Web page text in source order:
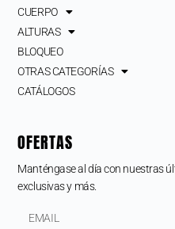
CUERPO
ALTURAS
BLOQUEO
OTRAS CATEGORÍAS
CATÁLOGOS
OFERTAS
Manténgase al día con nuestras
exclusivas y más.